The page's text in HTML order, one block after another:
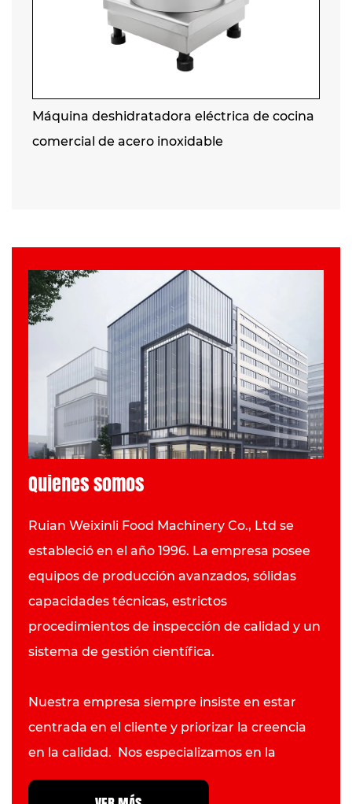
Máquina deshidratadora eléctrica de cocina
comercial de acero inoxidable
Quienes somos
Ruian Weixinli Food Machinery Co., Ltd se
estableció en el año 1996. La empresa posee
equipos de producción avanzados, sólidas
capacidades técnicas, estrictos
procedimientos de inspección de calidad y un
sistema de gestión científica.
Nuestra empresa siempre insiste en estar
centrada en el cliente y priorizar la creencia
en la calidad. Nos especializamos en la
fabricación de equipos de catering de alta